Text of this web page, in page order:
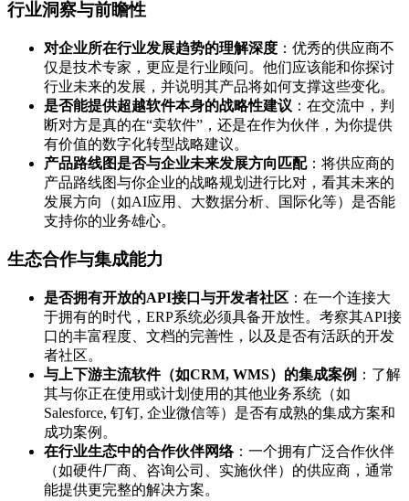
行业洞察与前瞻性
对企业所在行业发展趋势的理解深度 ：优秀的供应商不
仅是技术专家，更应是行业顾问。他们应该能和你探讨
行业未来的发展，并说明其产品将如何支撑这些变化。
是否能提供超越软件本身的战略性建议 ：在交流中，判
断对方是真的在“卖软件”，还是在作为伙伴，为你提供
有价值的数字化转型战略建议。
产品路线图是否与企业未来发展方向匹配：将供应商的
产品路线图与你企业的战略规划进行比对，看其未来的
发展方向（如AI应用、大数据分析、国际化等）是否能
支持你的业务雄心。
生态合作与集成能力
是否拥有开放的API接口与开发者社区 ：在一个连接大
于拥有的时代，ERP系统必须具备开放性。考察其API接
口的丰富程度、文档的完善性，以及是否有活跃的开发
者社区。
与上下游主流软件（如CRM, WMS）的集成案例 ：了解
其与你正在使用或计划使用的其他业务系统（如
Salesforce, 钉钉, 企业微信等）是否有成熟的集成方案和
成功案例。
在行业生态中的合作伙伴网络：一个拥有广泛合作伙伴
（如硬件厂商、咨询公司、实施伙伴）的供应商，通常
能提供更完整的解决方案。